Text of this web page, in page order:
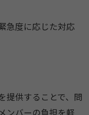
急度に応じた対応
提供することで、問
ンバーの負担を軽